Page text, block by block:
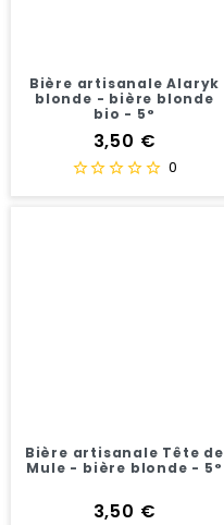
Bière artisanale Alaryk
blonde - bière blonde
bio - 5°
Prix
3,50 €
0
Bière artisanale Tête de
Mule - bière blonde - 5°
Prix
3,50 €